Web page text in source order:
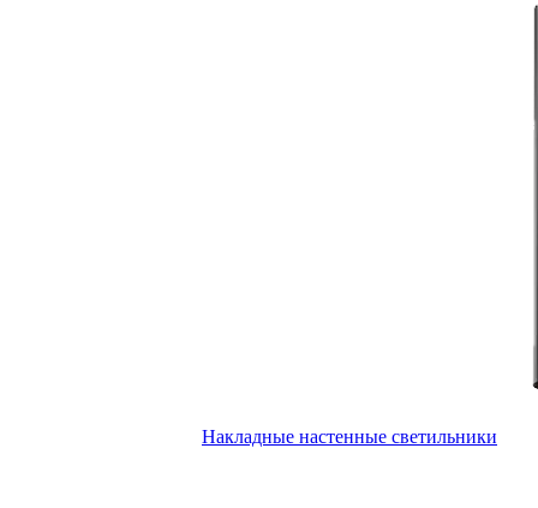
Накладные настенные светильники